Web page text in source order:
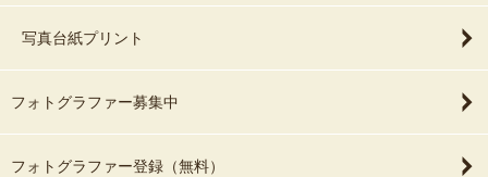
写真台紙プリント
フォトグラファー募集中
フォトグラファー登録（無料）